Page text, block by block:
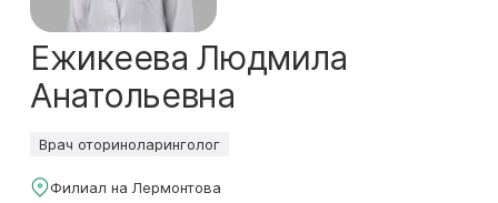
Ежикеева Людмила
Анатольевна
Врач оториноларинголог
Филиал на Лермонтова